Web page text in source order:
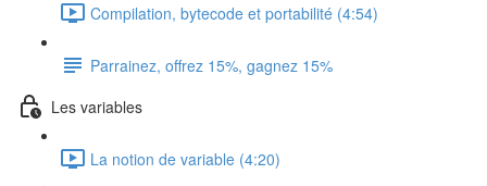
Compilation, bytecode et portabilité (4:54)
Parrainez, offrez 15%, gagnez 15%
Les variables
La notion de variable (4:20)